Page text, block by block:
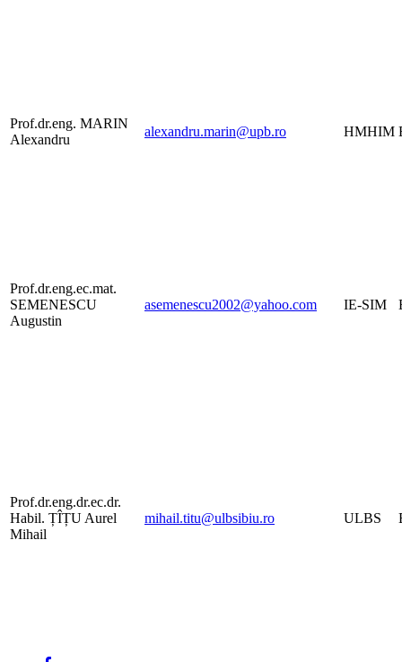
Prof.dr.eng. MARIN
Alexandru
alexandru.marin@upb.ro HMHIM
Prof.dr.eng.ec.mat.
SEMENESCU
Augustin
asemenescu2002@yahoo.com IE-SIM
Prof.dr.eng.dr.ec.dr.
Habil. ȚÎȚU Aurel
Mihail
mihail.titu@ulbsibiu.ro ULBS